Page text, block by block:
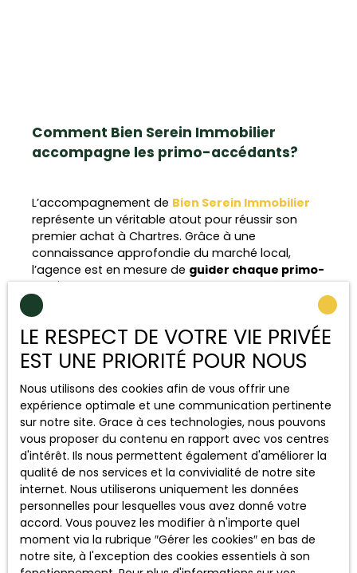
Comment Bien Serein Immobilier
accompagne les primo-accédants?
L’accompagnement de Bien Serein Immobilier
représente un véritable atout pour réussir son
premier achat à Chartres. Grâce à une
connaissance approfondie du marché local,
l’agence est en mesure de guider chaque primo-
accédantvers les biens les plus adaptés à ses
besoins, ses objectifs et son budget. Les
conseillers analysent les tendances du marché,
évaluent les opportunités et sécurisent chaque
étape du processus d’achat.
Au-delà de la recherche du bien idéal, l’agence
accompagne ses clients dans les démarches
financières, administratives et juridiques. De la
définition du budget à la négociation, jusqu’à la
signature chez le notaire, Bien Serein Immobilier
assure unsuivi complet et transparent.
L’objectif est simple :offrir un parcours serein,
efficace et sécurisantaux primo-accédants qui
souhaitent concrétiser leur projet immobilier à
Chartres.
LE RESPECT DE VOTRE VIE PRIVÉE
EST UNE PRIORITÉ POUR NOUS
Nous utilisons des cookies afin de vous offrir une
expérience optimale et une communication pertinente
sur notre site. Grace à ces technologies, nous pouvons
vous proposer du contenu en rapport avec vos centres
d'intérêt. Ils nous permettent également d'améliorer la
qualité de nos services et la convivialité de notre site
internet. Nous utiliserons uniquement les données
personnelles pour lesquelles vous avez donné votre
accord. Vous pouvez les modifier à n'importe quel
moment via la rubrique ″Gérer les cookies″ en bas de
notre site, à l'exception des cookies essentiels à son